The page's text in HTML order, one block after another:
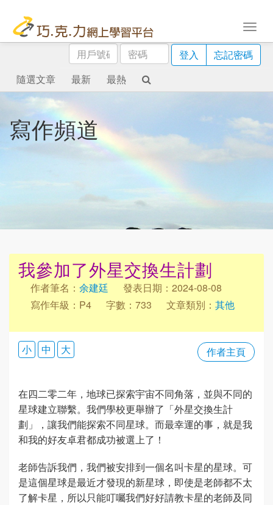
用
戶
號
碼
密
碼
登入
忘記密碼
隨選文章
最新 最熱
寫作頻道
我參加了外星交換生計劃
作者筆名： 余建廷
發表日期：2024-08-08
寫作年級：P4
字數：733 文章類別： 其他
作者主頁
小 中 大
在四二零二年，地球已探索宇宙不同角落，並與不同的
星球建立聯繫。我們學校更舉辦了「外星交換生計
劃」，讓我們能探索不同星球。而最幸運的事，就是我
和我的好友卓君都成功被選上了！
老師告訴我們，我們被安排到一個名叫卡星的星球。可
是這個星球是最近才發現的新星球，即使是老師都不太
了解卡星，所以只能叮囑我們好好請教卡星的老師及同